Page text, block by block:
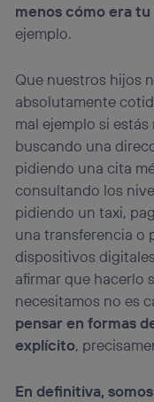
menos cómo era
ejemplo.
Que nuestros hijos
absolutamente
mal ejemplo si
buscando una
pidiendo una cita
consultando los
pidiendo un taxi,
una transferencia o
dispositivos
afirmar que hacerlo
necesitamos no es
pensar en formas
explícito,
En definitiva,